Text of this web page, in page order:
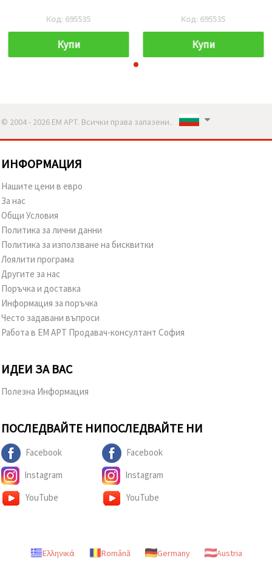
Код: 695535
Купи
Код: 695535
Купи
© 2004 - 2026 ЕМ АРТ. Всички права запазени..
ИНФОРМАЦИЯ
Нашите цени в евро
За нас
Общи Условия
Политика за лични данни
Политика за използване на бисквитки
Лоялити програма
Другите за нас
Поръчка и доставка
Информация за поръчка
Често задавани въпроси
Работа в ЕМ АРТ Продавач-консултант София
ИДЕИ ЗА ВАС
Полезна Информация
ПОСЛЕДВАЙТЕ НИ
Facebook
Instagram
YouTube
ПОСЛЕДВАЙТЕ НИ
Facebook
Instagram
YouTube
Ελληνικά Română Germany Austria